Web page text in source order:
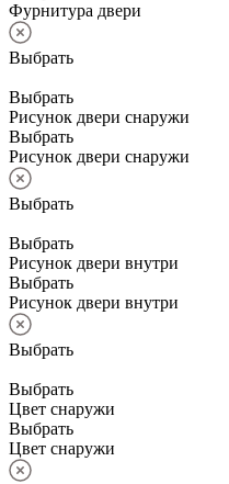
Фурнитура двери
Выбрать
Выбрать
Рисунок двери снаружи
Выбрать
Рисунок двери снаружи
Выбрать
Выбрать
Рисунок двери внутри
Выбрать
Рисунок двери внутри
Выбрать
Выбрать
Цвет снаружи
Выбрать
Цвет снаружи